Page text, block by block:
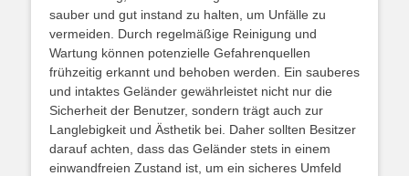
sauber und gut instand zu halten, um Unfälle zu
vermeiden. Durch regelmäßige Reinigung und
Wartung können potenzielle Gefahrenquellen
frühzeitig erkannt und behoben werden. Ein sauberes
und intaktes Geländer gewährleistet nicht nur die
Sicherheit der Benutzer, sondern trägt auch zur
Langlebigkeit und Ästhetik bei. Daher sollten Besitzer
darauf achten, dass das Geländer stets in einem
einwandfreien Zustand ist, um ein sicheres Umfeld